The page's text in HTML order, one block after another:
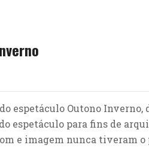
espetáculo Outono Inverno,
espetáculo para fins de
e imagem nunca tiveram o